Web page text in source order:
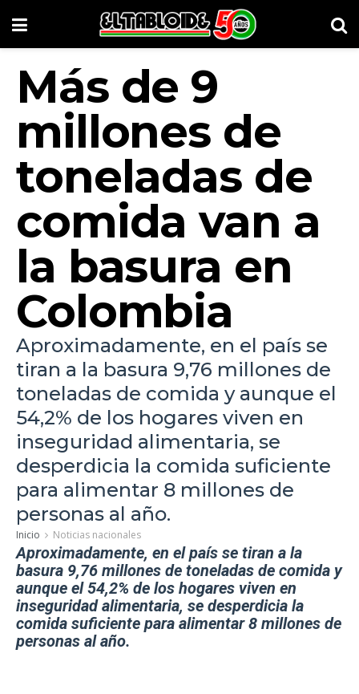
Más de 9
millones de
toneladas de
comida van a
la basura en
Colombia
Aproximadamente, en el país se
tiran a la basura 9,76 millones de
toneladas de comida y aunque el
54,2% de los hogares viven en
inseguridad alimentaria, se
desperdicia la comida suficiente
para alimentar 8 millones de
personas al año.
Inicio Noticias nacionales
Aproximadamente, en el país se tiran a la
basura 9,76 millones de toneladas de comida y
aunque el 54,2% de los hogares viven en
inseguridad alimentaria, se desperdicia la
comida suficiente para alimentar 8 millones de
personas al año.